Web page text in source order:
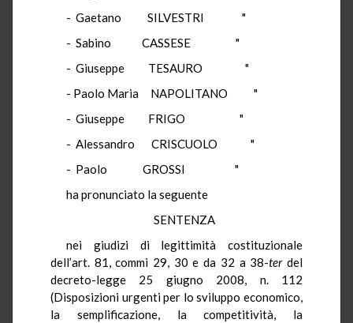
- Gaetano SILVESTRI "
- Sabino CASSESE "
- Giuseppe TESAURO "
- Paolo Maria NAPOLITANO "
- Giuseppe FRIGO "
- Alessandro CRISCUOLO "
- Paolo GROSSI "
ha pronunciato la seguente
SENTENZA
nei giudizi di legittimità costituzionale
dell’art. 81, commi 29, 30 e da 32 a 38-terdel
decreto-legge 25 giugno 2008, n. 112
(Disposizioni urgenti per lo sviluppo economico,
la semplificazione, la competitività, la